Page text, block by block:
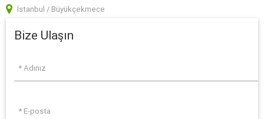
İstanbul / Büyükçekmece
Bize Ulaşın